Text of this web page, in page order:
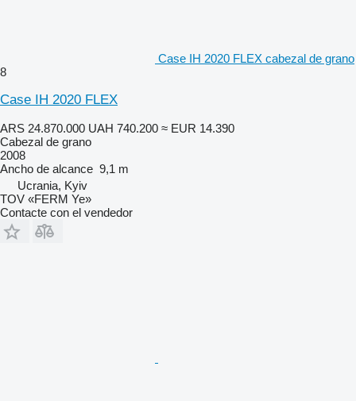
Case IH 2020 FLEX cabezal de grano
8
Case IH 2020 FLEX
ARS 24.870.000 UAH 740.200 ≈ EUR 14.390
Cabezal de grano
2008
Ancho de alcance 9,1 m
Ucrania, Kyiv
TOV «FERM Ye»
Contacte con el vendedor